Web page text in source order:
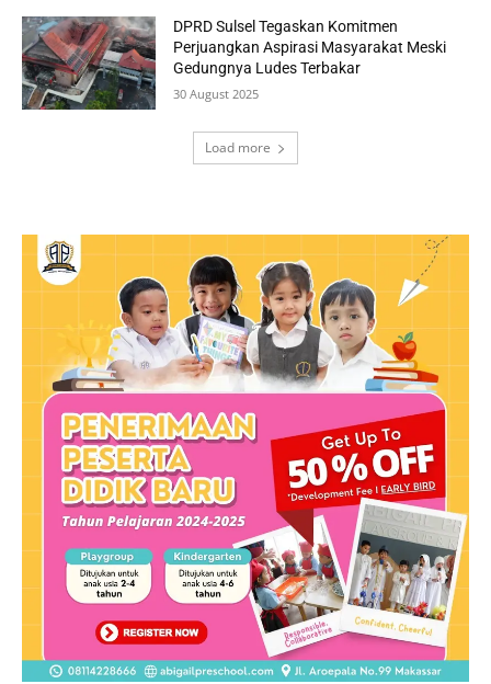
DPRD Sulsel Tegaskan Komitmen
Perjuangkan Aspirasi Masyarakat Meski
Gedungnya Ludes Terbakar
30 August 2025
Load more